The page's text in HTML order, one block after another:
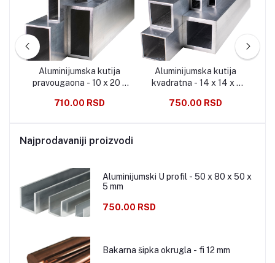
Aluminijumska kutija
pravougaona - 10 x 20 x
710.00 RSD
Aluminijumska kutija
kvadratna - 14 x 14 x 1
750.00 RSD
Najprodavaniji proizvodi
Aluminijumski U profil - 50 x 80 x 50 x
5 mm
750.00 RSD
Bakarna šipka okrugla - fi 12 mm